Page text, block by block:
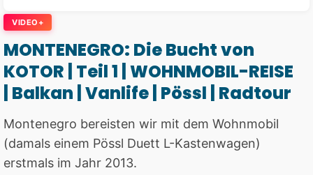
VIDEO+
MONTENEGRO: Die Bucht von
KOTOR | Teil 1 | WOHNMOBIL-REISE
| Balkan | Vanlife | Pössl | Radtour
Montenegro bereisten wir mit dem Wohnmobil
(damals einem Pössl Duett L-Kastenwagen)
erstmals im Jahr 2013.